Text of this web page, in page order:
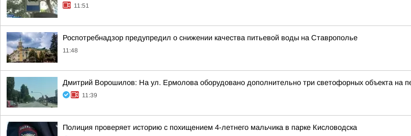
11:51
Роспотребнадзор предупредил о снижении качества питьевой воды на Ставрополье
11:48
Дмитрий Ворошилов: На ул. Ермолова оборудовано дополнительно три светофорных объекта на
11:39
Полиция проверяет историю с похищением 4-летнего мальчика в парке Кисловодска